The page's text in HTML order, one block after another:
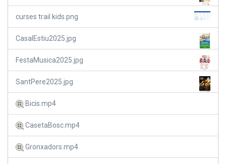
curses trail kids.png
CasalEstiu2025.jpg
FestaMusica2025.jpg
SantPere2025.jpg
Bicis.mp4
CasetaBosc.mp4
Gronxadors.mp4